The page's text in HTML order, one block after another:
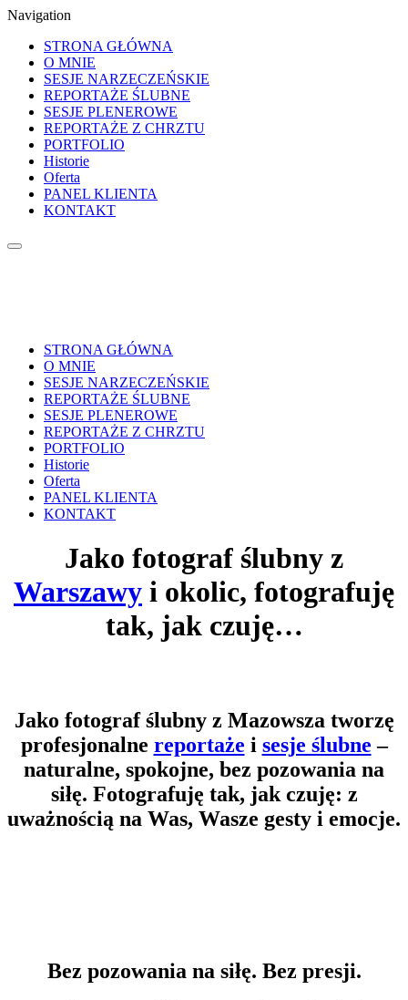
Navigation
STRONA GŁÓWNA
O MNIE
SESJE NARZECZEŃSKIE
REPORTAŻE ŚLUBNE
SESJE PLENEROWE
REPORTAŻE Z CHRZTU
PORTFOLIO
Historie
Oferta
PANEL KLIENTA
KONTAKT
STRONA GŁÓWNA
O MNIE
SESJE NARZECZEŃSKIE
REPORTAŻE ŚLUBNE
SESJE PLENEROWE
REPORTAŻE Z CHRZTU
PORTFOLIO
Historie
Oferta
PANEL KLIENTA
KONTAKT
Jako fotograf ślubny z
Warszawy i okolic, fotografuję
tak, jak czuję…
Jako fotograf ślubny z Mazowsza tworzę
profesjonalne reportaże i sesje ślubne –
naturalne, spokojne, bez pozowania na
siłę. Fotografuję tak, jak czuję: z
uważnością na Was, Wasze gesty i emocje.
Bez pozowania na siłę. Bez presji.